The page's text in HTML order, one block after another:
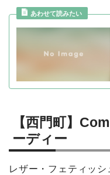
【西門町】
ーディー
レザー・フェティッシ